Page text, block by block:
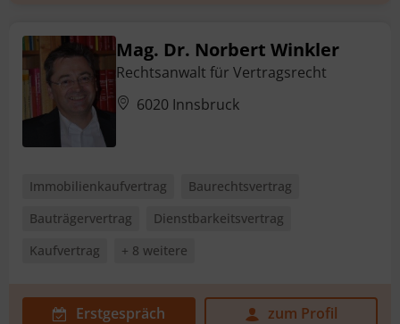
Mag. Dr. Norbert Winkler
Rechtsanwalt für Vertragsrecht
6020 Innsbruck
Immobilienkaufvertrag
Baurechtsvertrag
Bauträgervertrag
Dienstbarkeitsvertrag
Kaufvertrag
+ 8 weitere
Erstgespräch zum Profil